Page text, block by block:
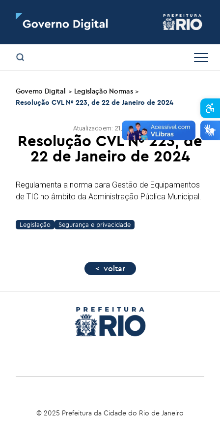
Governo Digital > Legislação Normas >
Resolução CVL Nº 223, de 22 de Janeiro de 2024
Atualizado em: 21/07/2025
Resolução CVL Nº 223, de
22 de Janeiro de 2024
Regulamenta a norma para Gestão de Equipamentos
de TIC no âmbito da Administração Pública Municipal.
Legislação Segurança e privacidade
< voltar
© 2025 Prefeitura da Cidade do Rio de Janeiro